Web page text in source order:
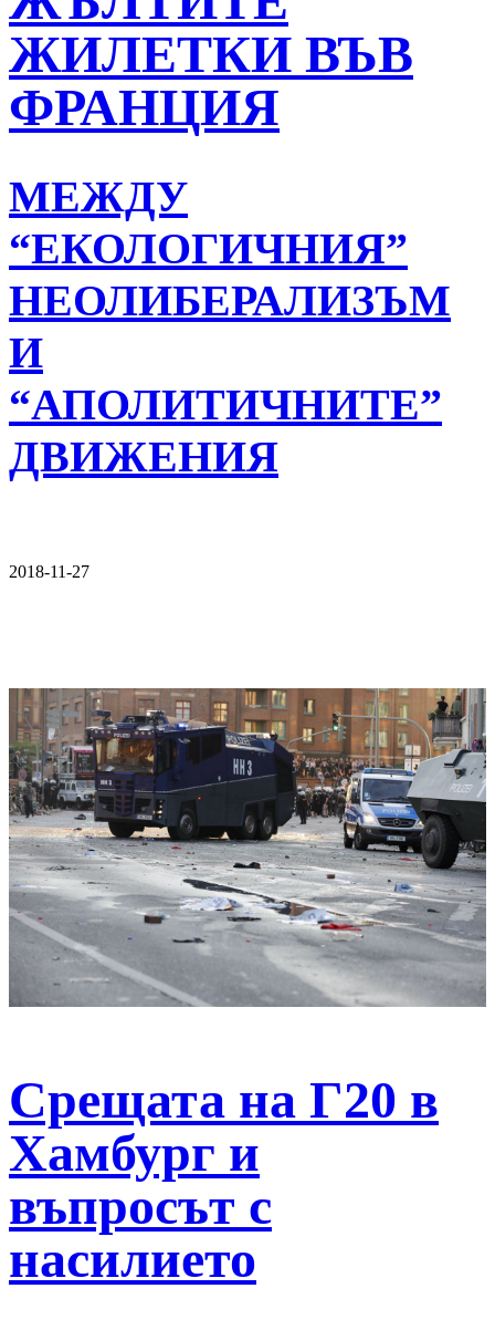
ЖИЛЕТКИ ВЪВ
ФРАНЦИЯ
МЕЖДУ
“ЕКОЛОГИЧНИЯ”
НЕОЛИБЕРАЛИЗЪМ
И
“АПОЛИТИЧНИТЕ”
ДВИЖЕНИЯ
2018-11-27
Срещата на Г20 в
Хамбург и
въпросът с
насилието